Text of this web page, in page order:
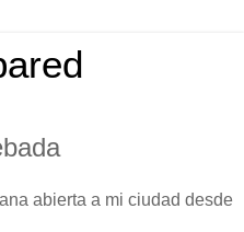
abierta a mi ciudad desde